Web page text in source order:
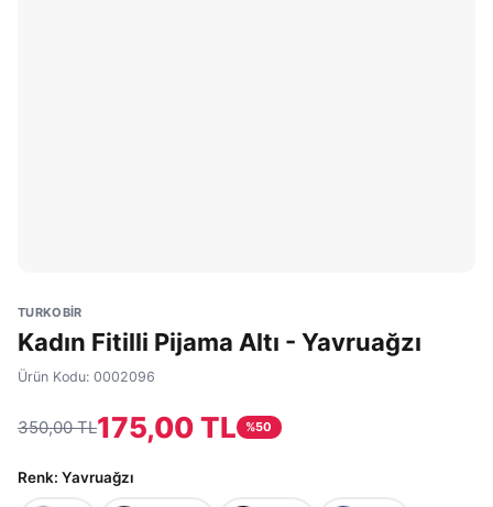
TURKOBİR
Kadın Fitilli Pijama Altı - Yavruağzı
Ürün Kodu: 0002096
350,00 TL175,00 TL %50
Renk: Yavruağzı